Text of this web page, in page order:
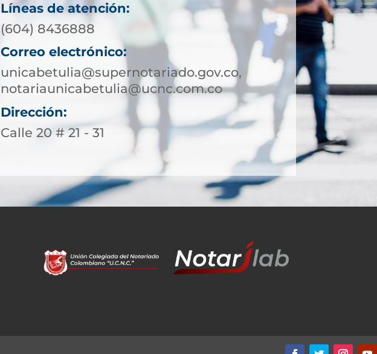
Líneas de atención:
(604) 8436888
Correo electrónico:
unicabetulia@supernotariado.gov.co,
notariaunicabetulia@ucnc.com.co
Dirección:
Calle 20 # 21 - 31